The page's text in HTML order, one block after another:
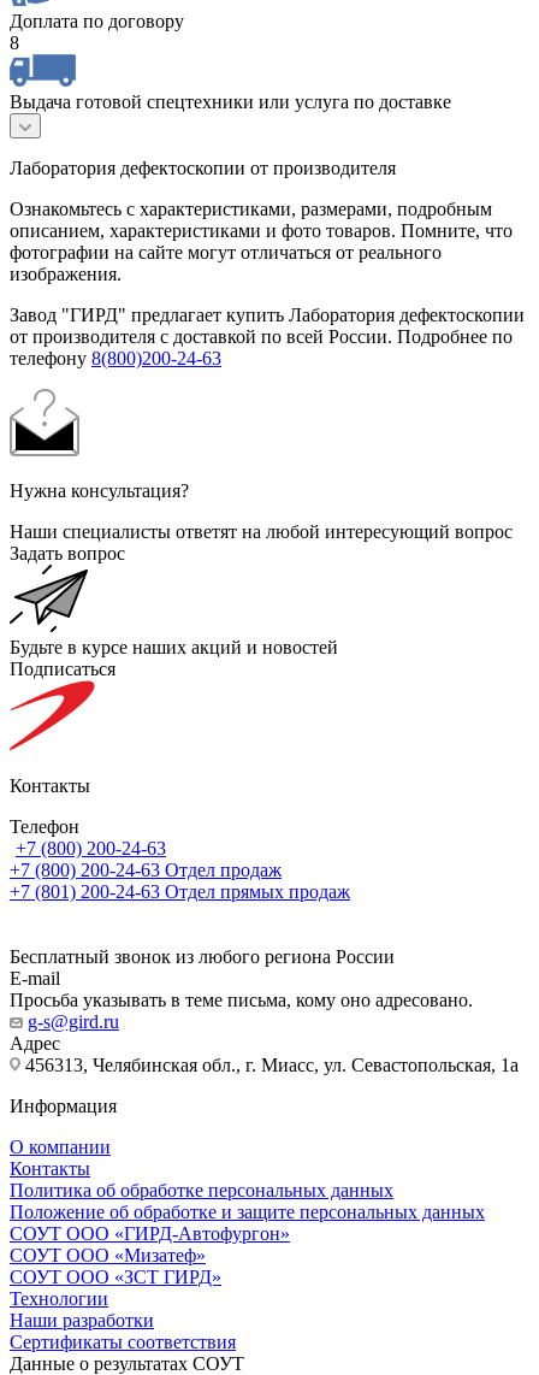
Доплата по договору
8
Выдача готовой спецтехники или услуга по доставке
Лаборатория дефектоскопии от производителя
Ознакомьтесь с характеристиками, размерами, подробным
описанием, характеристиками и фото товаров. Помните, что
фотографии на сайте могут отличаться от реального
изображения.
Завод "ГИРД" предлагает купить Лаборатория дефектоскопии
от производителя с доставкой по всей России. Подробнее по
телефону 8(800)200-24-63
Нужна консультация?
Наши специалисты ответят на любой интересующий вопрос
Задать вопрос
Будьте в курсе наших акций и новостей
Подписаться
Контакты
Телефон
+7 (800) 200-24-63
+7 (800) 200-24-63 Отдел продаж
+7 (801) 200-24-63 Отдел прямых продаж
Бесплатный звонок из любого региона России
E-mail
Просьба указывать в теме письма, кому оно адресовано.
g-s@gird.ru
Адрес
456313, Челябинская обл., г. Миасс, ул. Севастопольская, 1а
Информация
О компании
Контакты
Политика об обработке персональных данных
Положение об обработке и защите персональных данных
СОУТ ООО «ГИРД-Автофургон»
СОУТ ООО «Мизатеф»
СОУТ ООО «ЗСТ ГИРД»
Технологии
Наши разработки
Сертификаты соответствия
Данные о результатах СОУТ